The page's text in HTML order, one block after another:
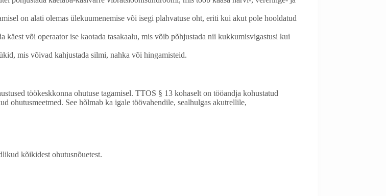
on alati olemas ülekuumenemise või isegi plahvatuse oht, eriti kui akut pole hooldatud
või operaator ise kaotada tasakaalu, mis võib põhjustada nii kukkumisvigastusi kui
mis võivad kahjustada silmi, nahka või hingamisteid.
töökeskkonna ohutuse tagamisel. TTOS § 13 kohaselt on tööandja kohustatud
ohutusmeetmed. See hõlmab ka igale töövahendile, sealhulgas akutrellile,
kõikidest ohutusnõuetest.